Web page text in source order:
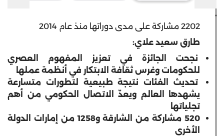
2202 مشاركة على مدى دوراتها منذ عام 2014
طارق سعيد علاي:
نجحت الجائزة في تعزيز المفهوم العصري
للحكومات وغرس ثقافة الابتكار في أنظمة عملها
تحديث الفئات نتيجة طبيعية لتطورات متسارعة
يشهدها العالم ويعدّ الاتصال الحكومي من أهم
تجلياتها
520 مشاركة من الشارقة و1258 من إمارات الدولة
الأخرى